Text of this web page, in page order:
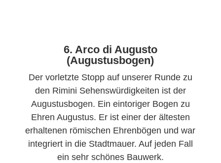
6. Arco di Augusto
(Augustusbogen)
Der vorletzte Stopp auf unserer Runde zu
den Rimini Sehenswürdigkeiten ist der
Augustusbogen. Ein eintoriger Bogen zu
Ehren Augustus. Er ist einer der ältesten
erhaltenen römischen Ehrenbögen und war
integriert in die Stadtmauer. Auf jeden Fall
ein sehr schönes Bauwerk.